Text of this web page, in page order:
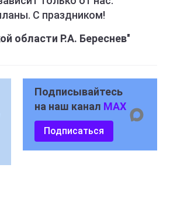
С праздником!
области Р.А. Береснев"
Подписывайтесь
на наш канал MAX
Подписаться